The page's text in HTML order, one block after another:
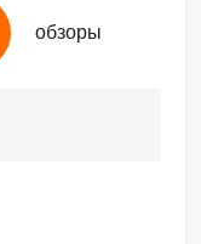
обзоры